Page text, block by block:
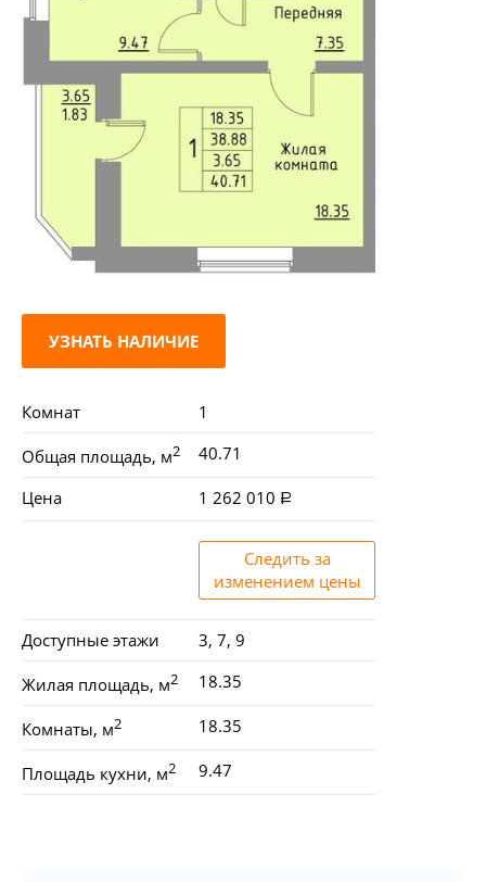
УЗНАТЬ НАЛИЧИЕ
Комнат 1
Общая площадь, м2 40.71
Цена 1 262 010
Следить за
изменением цены
Доступные этажи 3, 7, 9
Жилая площадь, м2 18.35
Комнаты, м2 18.35
Площадь кухни, м2 9.47